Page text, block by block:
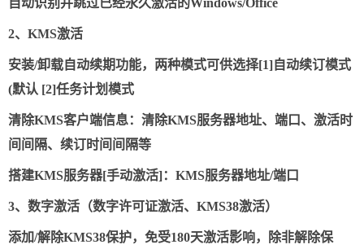
自动识别并跳过已经永久激活的Windows/Office
2、KMS激活
安装/卸载自动续期功能，两种模式可供选择[1]自动续订模式
(默认 [2]任务计划模式
清除KMS客户端信息：清除KMS服务器地址、端口、激活时
间间隔、续订时间间隔等
搭建KMS服务器[手动激活]：KMS服务器地址/端口
3、数字激活（数字许可证激活、KMS38激活）
添加/解除KMS38保护，免受180天激活影响，除非解除保